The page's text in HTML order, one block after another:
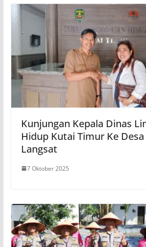
Kunjungan Kepala Dinas
Hidup Kutai Timur Ke
Langsat
7 Oktober 2025